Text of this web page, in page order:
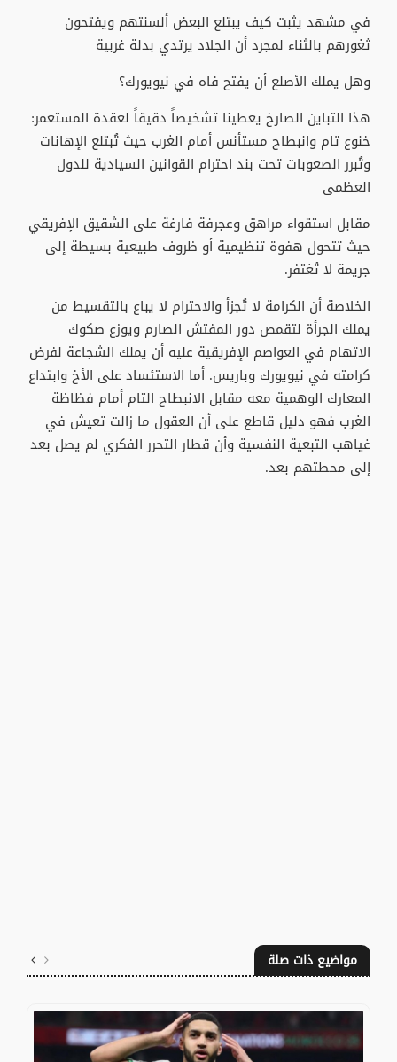
في مشهد يثبت كيف يبتلع البعض ألسنتهم ويفتحون
ثغورهم بالثناء لمجرد أن الجلاد يرتدي بدلة غربية
وهل يملك الأصلع أن يفتح فاه في نيويورك؟
هذا التباين الصارخ يعطينا تشخيصاً دقيقاً لعقدة المستعمر:
خنوع تام وانبطاح مستأنس أمام الغرب حيث تُبتلع الإهانات
وتُبرر الصعوبات تحت بند احترام القوانين السيادية للدول
العظمى
مقابل استقواء مراهق وعجرفة فارغة على الشقيق الإفريقي
حيث تتحول هفوة تنظيمية أو ظروف طبيعية بسيطة إلى
جريمة لا تُغتفر.
الخلاصة أن الكرامة لا تُجزأ والاحترام لا يباع بالتقسيط من
يملك الجرأة لتقمص دور المفتش الصارم ويوزع صكوك
الاتهام في العواصم الإفريقية عليه أن يملك الشجاعة لفرض
كرامته في نيويورك وباريس. أما الاستئساد على الأخ وابتداع
المعارك الوهمية معه مقابل الانبطاح التام أمام فظاظة
الغرب فهو دليل قاطع على أن العقول ما زالت تعيش في
غياهب التبعية النفسية وأن قطار التحرر الفكري لم يصل بعد
إلى محطتهم بعد.
مواضيع ذات صلة